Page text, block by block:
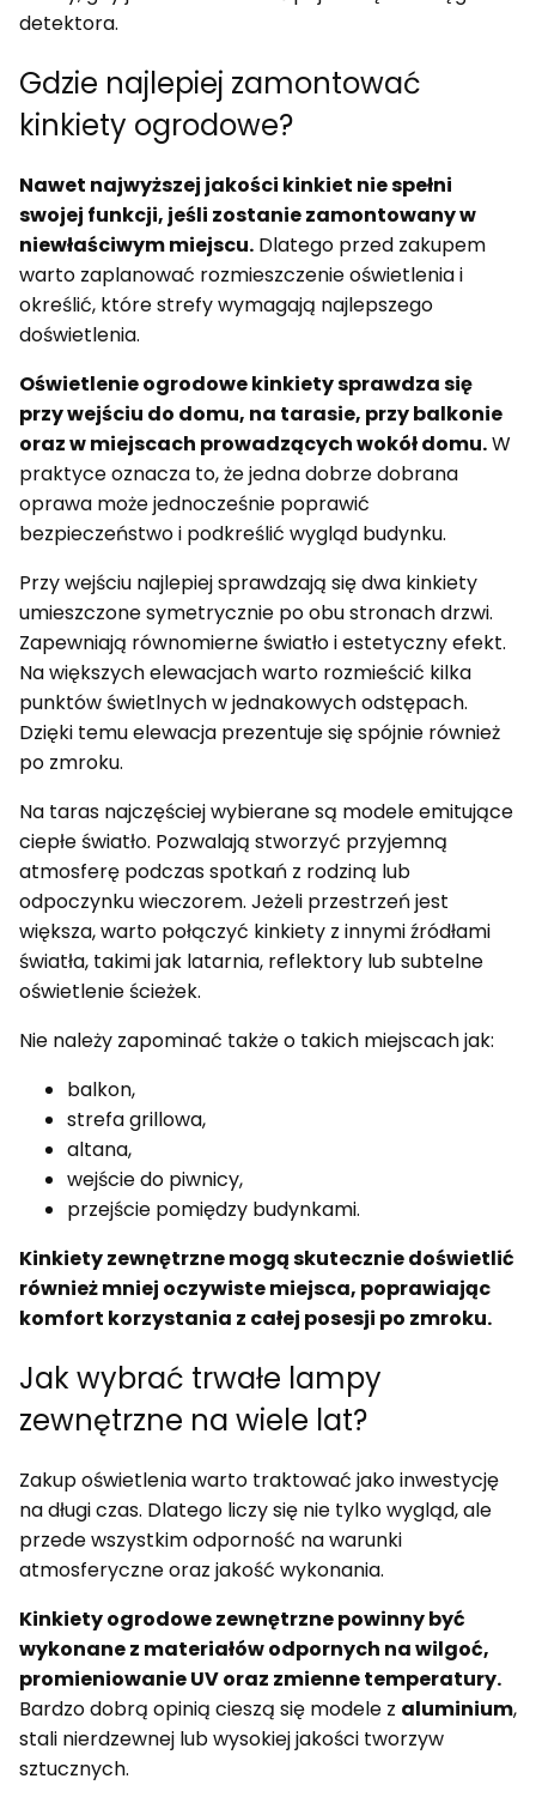
detektora.
Gdzie najlepiej zamontować
kinkiety ogrodowe?
Nawet najwyższej jakości kinkiet nie spełni
swojej funkcji, jeśli zostanie zamontowany w
niewłaściwym miejscu. Dlatego przed zakupem
warto zaplanować rozmieszczenie oświetlenia i
określić, które strefy wymagają najlepszego
doświetlenia.
Oświetlenie ogrodowe kinkiety sprawdza się
przy wejściu do domu, na tarasie, przy balkonie
oraz w miejscach prowadzących wokół domu.W
praktyce oznacza to, że jedna dobrze dobrana
oprawa może jednocześnie poprawić
bezpieczeństwo i podkreślić wygląd budynku.
Przy wejściu najlepiej sprawdzają się dwa kinkiety
umieszczone symetrycznie po obu stronach drzwi.
Zapewniają równomierne światło i estetyczny efekt.
Na większych elewacjach warto rozmieścić kilka
punktów świetlnych w jednakowych odstępach.
Dzięki temu elewacja prezentuje się spójnie również
po zmroku.
Na taras najczęściej wybierane są modele emitujące
ciepłe światło. Pozwalają stworzyć przyjemną
atmosferę podczas spotkań z rodziną lub
odpoczynku wieczorem. Jeżeli przestrzeń jest
większa, warto połączyć kinkiety z innymi źródłami
światła, takimi jak latarnia, reflektory lub subtelne
oświetlenie ścieżek.
Nie należy zapominać także o takich miejscach jak:
balkon,
strefa grillowa,
altana,
wejście do piwnicy,
przejście pomiędzy budynkami.
Kinkiety zewnętrzne mogą skutecznie doświetlić
również mniej oczywiste miejsca, poprawiając
komfort korzystania z całej posesji po zmroku.
Jak wybrać trwałe lampy
zewnętrzne na wiele lat?
Zakup oświetlenia warto traktować jako inwestycję
na długi czas. Dlatego liczy się nie tylko wygląd, ale
przede wszystkim odporność na warunki
atmosferyczne oraz jakość wykonania.
Kinkiety ogrodowe zewnętrzne powinny być
wykonane z materiałów odpornych na wilgoć,
promieniowanie UV oraz zmienne temperatury.
Bardzo dobrą opinią cieszą się modele z aluminium,
stali nierdzewnej lub wysokiej jakości tworzyw
sztucznych.